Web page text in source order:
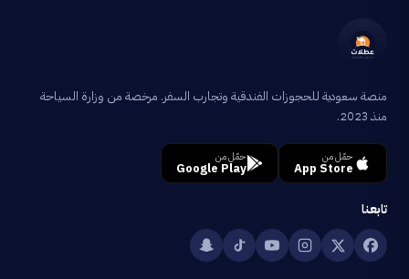
منصة سعودية للحجوزات الفندقية وتجارب السفر. مرخصة من وزارة السياحة
منذ 2023.
حمّل من
App Store
حمّل من
Google Play
تابعنا